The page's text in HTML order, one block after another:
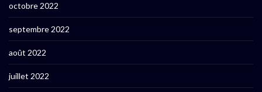
octobre 2022
septembre 2022
août 2022
juillet 2022